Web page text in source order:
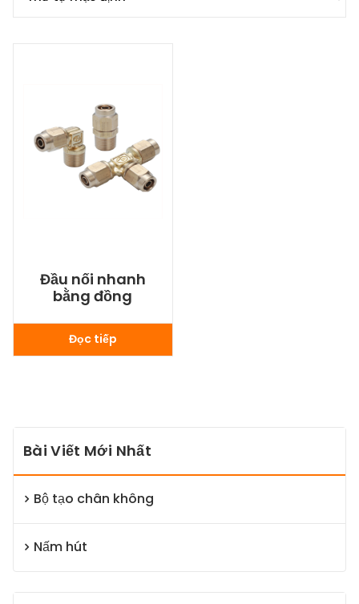
Đầu nối nhanh
bằng đồng
Đọc tiếp
Bài Viết Mới Nhất
Bộ tạo chân không
Nấm hút